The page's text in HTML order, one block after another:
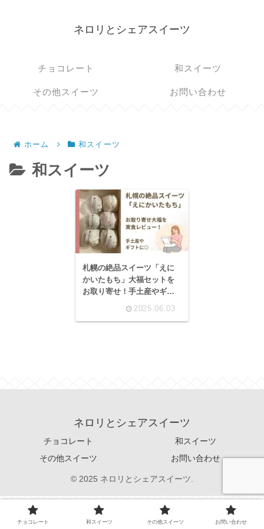
ネロリとシェアスイーツ
チョコレート 和スイーツ
その他スイーツ お問い合わせ
ホーム 和スイーツ
和スイーツ
札幌の絶品スイーツ「えに
かいたもち」大福セットを
お取り寄せ！手土産やギフ
2025.06.03
ネロリとシェアスイーツ
チョコレート
和スイーツ
その他スイーツ
お問い合わせ
© 2025 ネロリとシェアスイーツ.
チョコレート 和スイーツ その他スイーツ お問い合わせ